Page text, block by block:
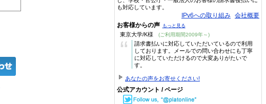
も対応しています。
IPv6への取り組み 会社概要
お客様からの声 もっと見る
東京大学/K様 (ご利用期間2009年～)
“
請求書払いに対応していただいているので利用
しております。メールでの問い合わせにも丁寧
に対応していただけるので大変ありがたいで
す。
あなたの声をお寄せください!
公式アカウント / ページ